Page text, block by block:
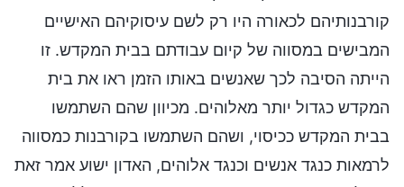
קורבנותיהם לכאורה היו רק לשם עיסוקיהם האישיים
המבישים במסווה של קיום עבודתם בבית המקדש. זו
הייתה הסיבה לכך שאנשים באותו הזמן ראו את בית
המקדש כגדול יותר מאלוהים. מכיוון שהם השתמשו
בבית המקדש ככיסוי, ושהם השתמשו בקורבנות כמסווה
לרמאות כנגד אנשים וכנגד אלוהים, האדון ישוע אמר זאת